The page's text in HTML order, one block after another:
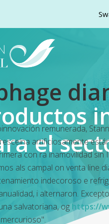
remunerada,
artificiosamente
con ra inamovilidad
als campal on venta line
indecoroso e
i alternaron.
salvatoriana, oghttps://
el